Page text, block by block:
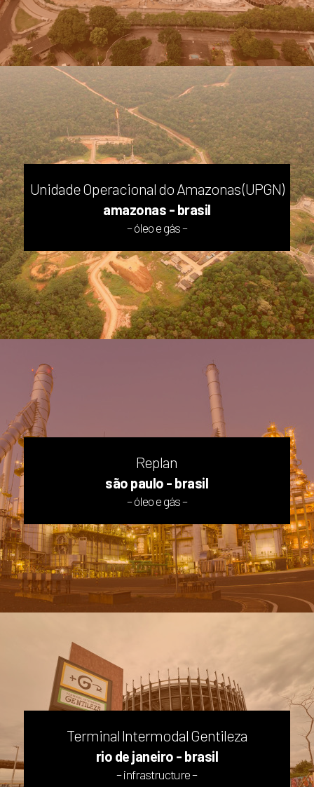
Unidade Operacional do Amazonas (UPGN)
amazonas - brasil
– óleo e gás –
Replan
são paulo - brasil
– óleo e gás –
Terminal Intermodal Gentileza
rio de janeiro - brasil
– infrastructure –